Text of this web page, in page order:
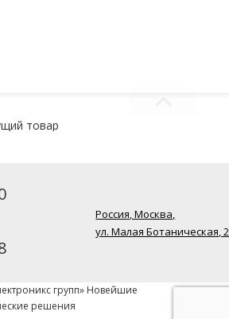
товар
Россия, Москва,
ул. Малая Ботаническая,
групп» Новейшие
решения